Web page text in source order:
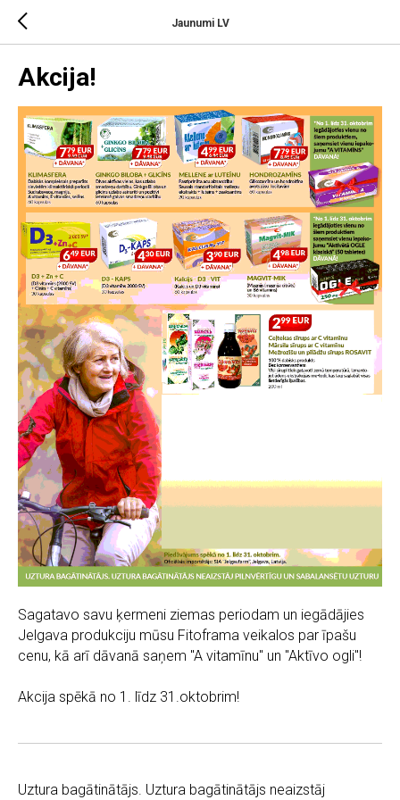
Jaunumi LV
Akcija!
Sagatavo savu ķermeni ziemas periodam un iegādājies
Jelgava produkciju mūsu Fitoframa veikalos par īpašu
cenu, kā arī dāvanā saņem "A vitamīnu" un "Aktīvo ogli"!
Akcija spēkā no 1. līdz 31.oktobrim!
Uztura bagātinātājs. Uztura bagātinātājs neaizstāj